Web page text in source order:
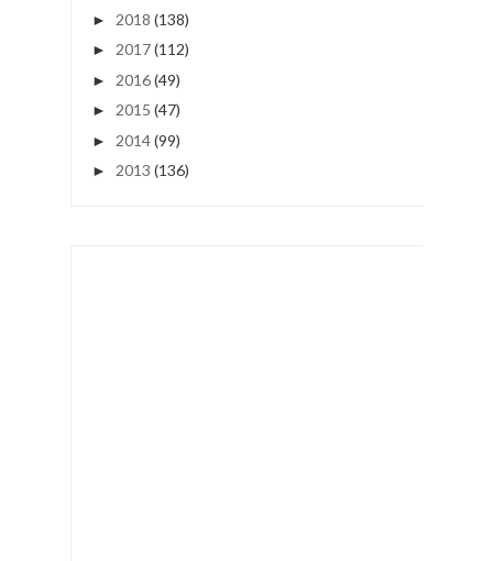
► 2018 (138)
► 2017(112)
► 2016(49)
► 2015 (47)
► 2014(99)
► 2013 (136)